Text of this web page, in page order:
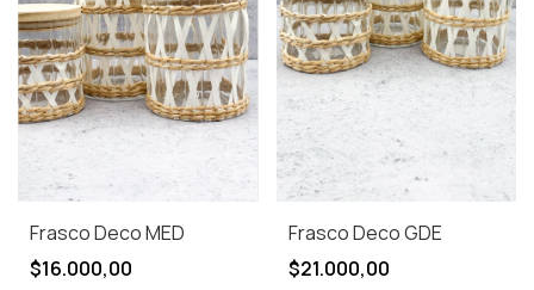
Frasco Deco MED
$16.000,00
Frasco Deco GDE
$21.000,00